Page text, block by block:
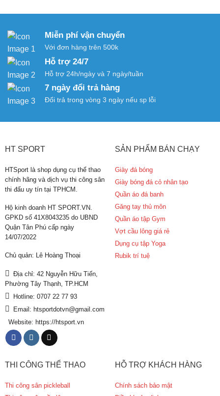
là:
tại
49.000 ₫.
Miễn phí vận chuyển
Với đơn hàng trên 500k
Hỗ trợ 24/7
Hỗ trợ 24h/ngày và 7 ngày/tuần
7 ngày đổi trả hàng
Đổi trả trong vòng 3 ngày nếu sp lỗi
HT SPORT
HTSport là shop dụng cụ thể thao
chính hãng và dịch vụ thi công sân
thi đấu uy tín tại TPHCM.
Hộ kinh doanh HT SPORT.VN.
GPKD số 41X8043235 do UBND
Quận Tân Phú cấp ngày
14/07/2022
Chủ quản: Lê Hoàng Thoại
Địa chỉ: 42 Nguyễn Hữu Tiến,
Phường Tây Thạnh, TP.HCM
Hotline: 0707 22 77 93
Email: htsportdotvn@gmail.com
Website: https://htsport.vn
SẢN PHẨM BÁN CHẠY
Giày đá bóng
Giày bóng đá cỏ nhân tạo
Quần áo đá banh
Găng tay thủ môn
Quần áo tập Gym
Vợt cầu lông giá rẻ
Dụng cụ tập Yoga
Rubik trí tuệ
THI CÔNG THỂ THAO
Thi công sân pickleball
HỖ TRỢ KHÁCH HÀNG
Chính sách bảo mật